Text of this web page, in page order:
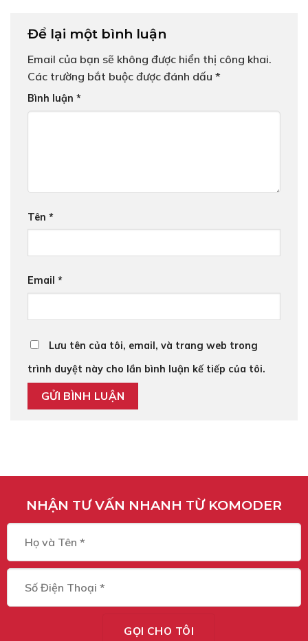
Để lại một bình luận
Email của bạn sẽ không được hiển thị công khai.
Các trường bắt buộc được đánh dấu *
Bình luận *
Tên *
Email *
Lưu tên của tôi, email, và trang web trong
trình duyệt này cho lần bình luận kế tiếp của tôi.
NHẬN TƯ VẤN NHANH TỪ KOMODER